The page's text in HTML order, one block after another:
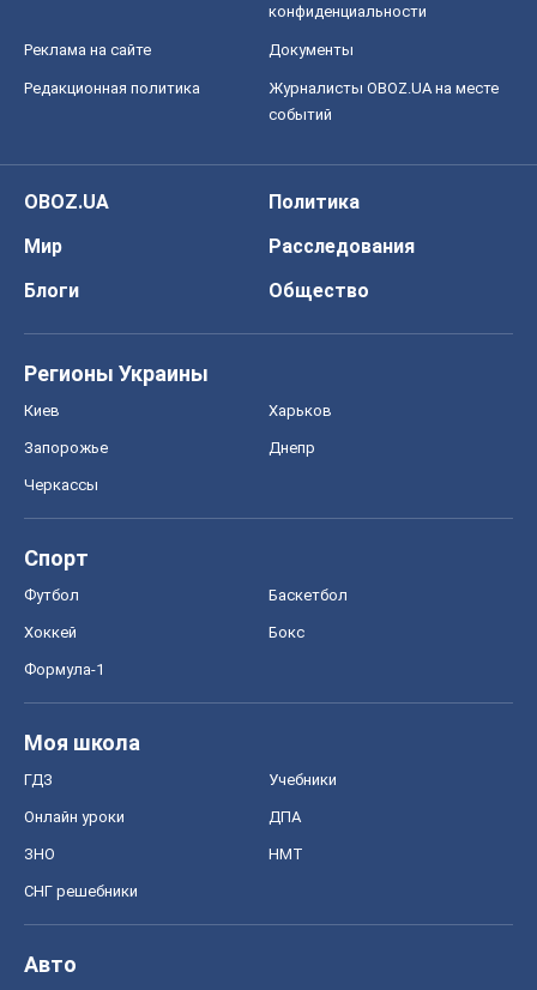
конфиденциальности
Реклама на сайте Документы
Редакционная политика
Журналисты OBOZ.UA на месте
событий
OBOZ.UA
Политика
Мир
Расследования
Блоги
Общество
Регионы Украины
Киев Харьков
Запорожье Днепр
Черкассы
Спорт
Футбол Баскетбол
Хоккей Бокс
Формула-1
Моя школа
ГДЗ Учебники
Онлайн уроки ДПА
ЗНО НМТ
СНГ решебники
Авто